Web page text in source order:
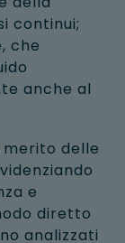
continui;
che
anche al
delle
e
diretto
analizzati